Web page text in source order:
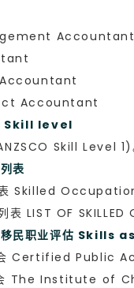
Accountant
Accountant
Accountant
Skill level
Skill Level 1)
表
表 Skilled
表 LIST OF
术移民职业评估
Certified Public
The Institute of